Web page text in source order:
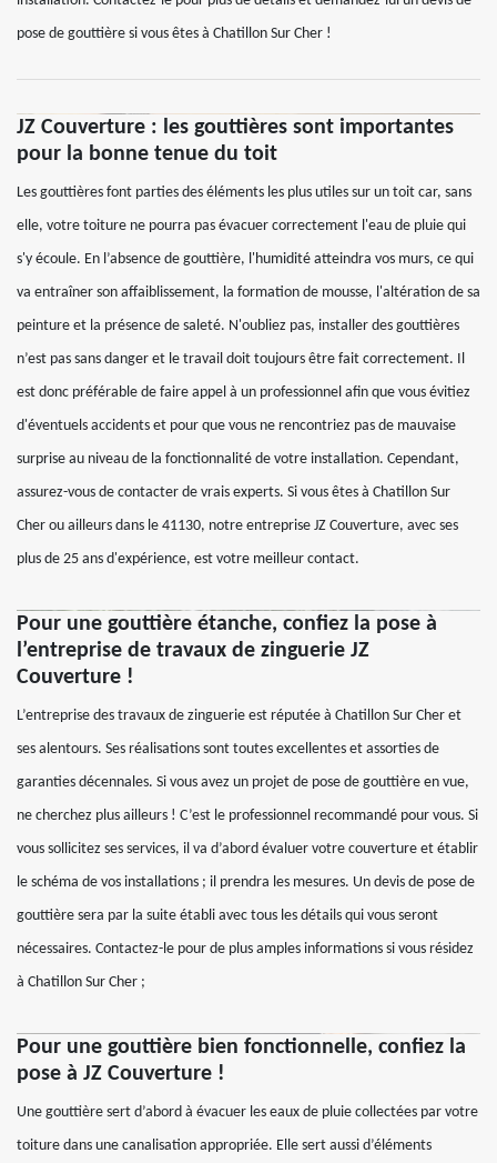
pose de gouttière si vous êtes à Chatillon Sur Cher !
JZ Couverture : les gouttières sont importantes
pour la bonne tenue du toit
Les gouttières font parties des éléments les plus utiles sur un toit car, sans
elle, votre toiture ne pourra pas évacuer correctement l'eau de pluie qui
s'y écoule. En l’absence de gouttière, l'humidité atteindra vos murs, ce qui
va entraîner son affaiblissement, la formation de mousse, l'altération de sa
peinture et la présence de saleté. N'oubliez pas, installer des gouttières
n’est pas sans danger et le travail doit toujours être fait correctement. Il
est donc préférable de faire appel à un professionnel afin que vous évitiez
d'éventuels accidents et pour que vous ne rencontriez pas de mauvaise
surprise au niveau de la fonctionnalité de votre installation. Cependant,
assurez-vous de contacter de vrais experts. Si vous êtes à Chatillon Sur
Cher ou ailleurs dans le 41130, notre entreprise JZ Couverture, avec ses
plus de 25 ans d'expérience, est votre meilleur contact.
Pour une gouttière étanche, confiez la pose à
l’entreprise de travaux de zinguerie JZ
Couverture !
L’entreprise des travaux de zinguerie est réputée à Chatillon Sur Cher et
ses alentours. Ses réalisations sont toutes excellentes et assorties de
garanties décennales. Si vous avez un projet de pose de gouttière en vue,
ne cherchez plus ailleurs ! C’est le professionnel recommandé pour vous. Si
vous sollicitez ses services, il va d’abord évaluer votre couverture et établir
le schéma de vos installations ; il prendra les mesures. Un devis de pose de
gouttière sera par la suite établi avec tous les détails qui vous seront
nécessaires. Contactez-le pour de plus amples informations si vous résidez
à Chatillon Sur Cher ;
Pour une gouttière bien fonctionnelle, confiez la
pose à JZ Couverture !
Une gouttière sert d’abord à évacuer les eaux de pluie collectées par votre
toiture dans une canalisation appropriée. Elle sert aussi d’éléments